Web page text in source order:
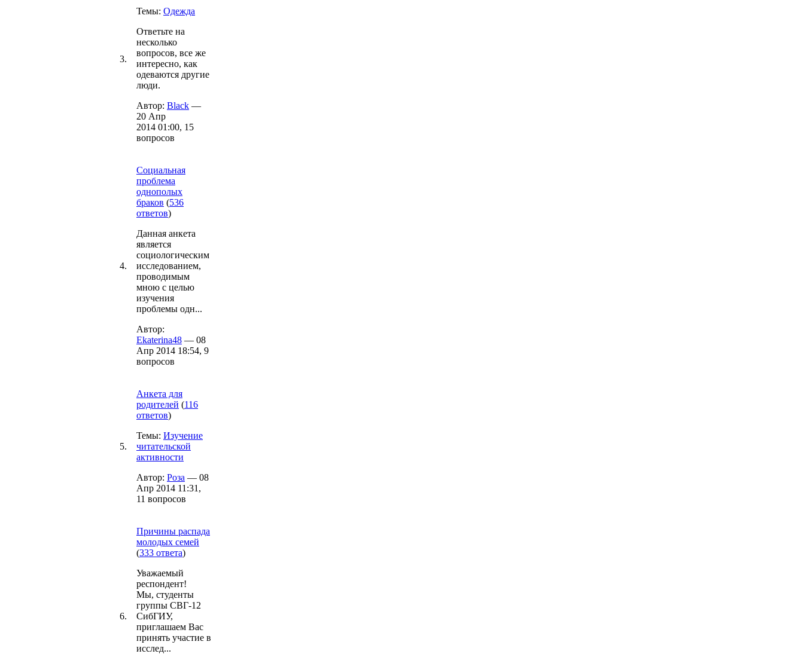
3.
Темы: Одежда
Ответьте на
несколько
вопросов, все же
интересно, как
одеваются другие
люди.
Автор: Black —
20 Апр
2014 01:00, 15
вопросов
4.
Социальная
проблема
однополых
браков (536
ответов)
Данная анкета
является
социологическим
исследованием,
проводимым
мною с целью
изучения
проблемы одн...
Автор:
Ekaterina48 — 08
Апр 2014 18:54, 9
вопросов
5.
Анкета для
родителей (116
ответов)
Темы: Изучение
читательской
активности
Автор: Роза — 08
Апр 2014 11:31,
11 вопросов
6.
Причины распада
молодых семей
(333 ответа)
Уважаемый
респондент!
Мы, студенты
группы СВГ-12
СибГИУ,
приглашаем Вас
принять участие в
исслед...